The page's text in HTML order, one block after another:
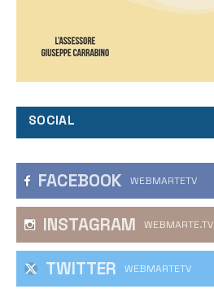
SOCIAL
FACEBOOK WEBMARTETV
INSTAGRAM WEBMARTE.TV
TWITTER WEBMARTETV